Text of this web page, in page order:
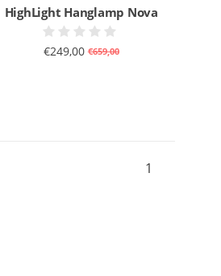
HighLight Hanglamp Nova
€249,00 €659,00
1